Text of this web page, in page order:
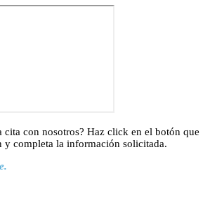
cita con nosotros? Haz click en el botón que
y completa la información solicitada.